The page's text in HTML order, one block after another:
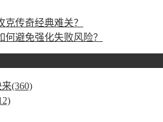
传奇经典难关？
避免强化失败风险？
(360)